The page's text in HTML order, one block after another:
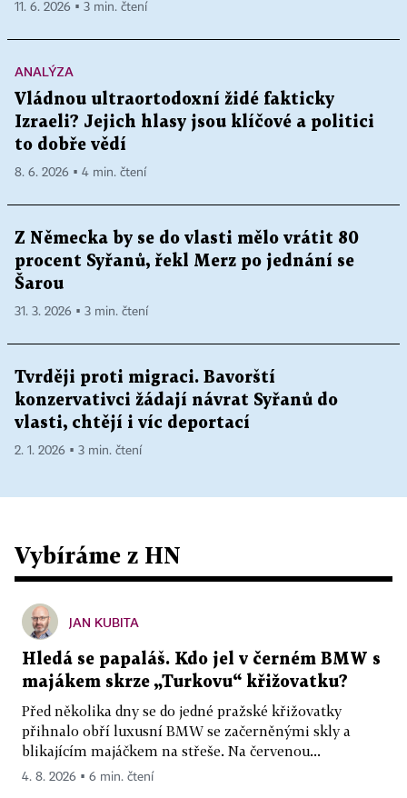
11. 6. 2026 ▪ 3 min. čtení
ANALÝZA
Vládnou ultraortodoxní židé fakticky
Izraeli? Jejich hlasy jsou klíčové a politici
to dobře vědí
8. 6. 2026 ▪ 4 min. čtení
Z Německa by se do vlasti mělo vrátit 80
procent Syřanů, řekl Merz po jednání se
Šarou
31. 3. 2026 ▪ 3 min. čtení
Tvrději proti migraci. Bavorští
konzervativci žádají návrat Syřanů do
vlasti, chtějí i víc deportací
2. 1. 2026 ▪ 3 min. čtení
Vybíráme z HN
JAN KUBITA
Hledá se papaláš. Kdo jel v černém BMW s
majákem skrze „Turkovu“ křižovatku?
Před několika dny se do jedné pražské křižovatky
přihnalo obří luxusní BMW se začerněnými skly a
blikajícím majáčkem na střeše. Na červenou...
4. 8. 2026 ▪ 6 min. čtení